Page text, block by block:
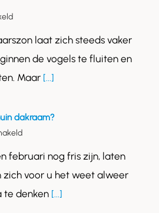
voor
dakraam:
in
klaar
voor
de
zon
laat zich steeds vaker
de vogels te fluiten en
Maar [...]
dakraam?
zonwering
bij
een
februari nog fris zijn, laten
voor u het weet alweer
te denken [...]